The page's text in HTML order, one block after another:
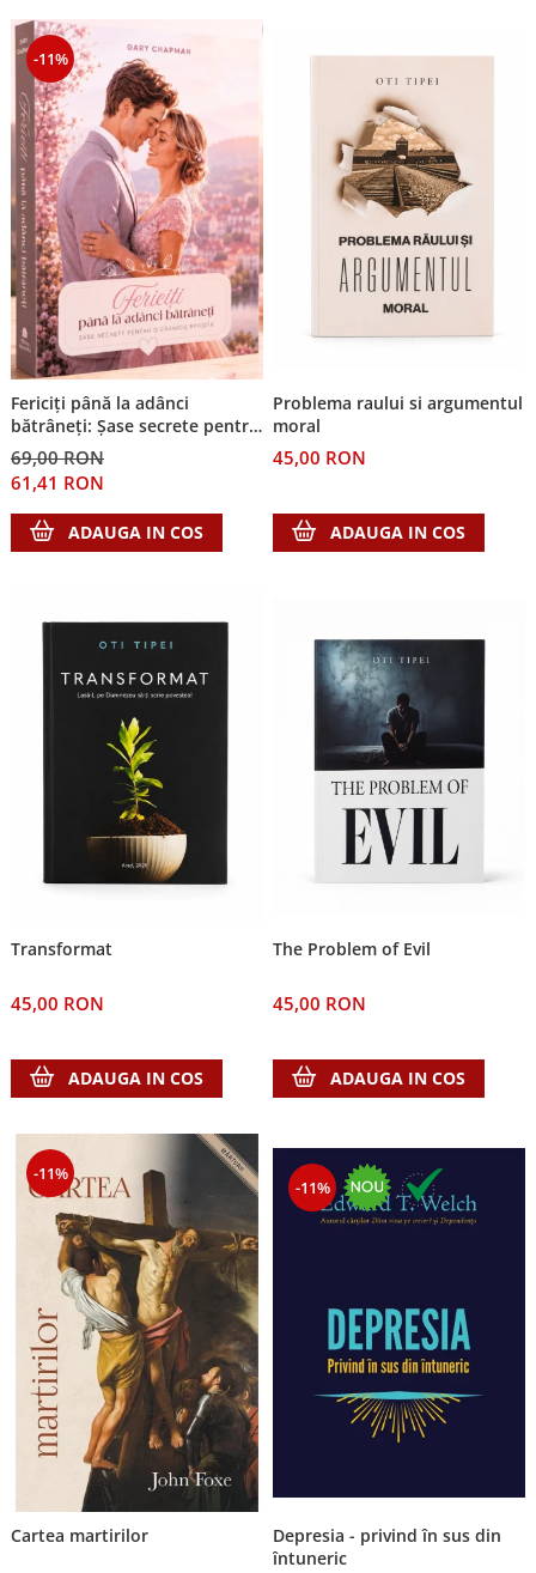
-11%
Fericiți până la adânci
bătrâneți: Șase secrete pentru
o căsnicie reușită
69,00 RON
61,41 RON
ADAUGA IN COS
Problema raului si argumentul
moral
45,00 RON
ADAUGA IN COS
Transformat
45,00 RON
ADAUGA IN COS
The Problem of Evil
45,00 RON
ADAUGA IN COS
-11%
Cartea martirilor
-11%
Depresia - privind în sus din
întuneric